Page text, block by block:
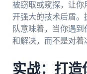
被窃取或窥探，让你
开强大的技术后盾。
队意味着，当你遇
和解决，而不是对着
实战：打造